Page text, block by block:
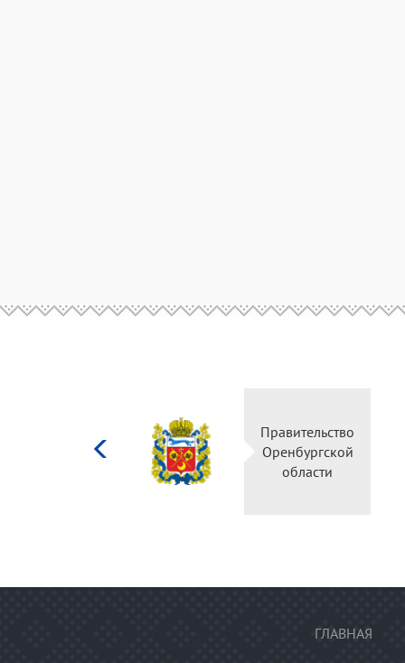
культуры
Российской
Правительство
Оренбургской
области
ГЛАВНАЯ